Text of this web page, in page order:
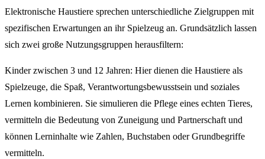
Elektronische Haustiere sprechen unterschiedliche Zielgruppen mit
spezifischen Erwartungen an ihr Spielzeug an. Grundsätzlich lassen
sich zwei große Nutzungsgruppen herausfiltern:
Kinder zwischen 3 und 12 Jahren: Hier dienen die Haustiere als
Spielzeuge, die Spaß, Verantwortungsbewusstsein und soziales
Lernen kombinieren. Sie simulieren die Pflege eines echten Tieres,
vermitteln die Bedeutung von Zuneigung und Partnerschaft und
können Lerninhalte wie Zahlen, Buchstaben oder Grundbegriffe
vermitteln.